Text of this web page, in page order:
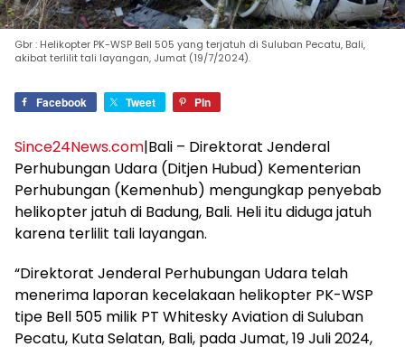
Gbr : Helikopter PK-WSP Bell 505 yang terjatuh di Suluban Pecatu, Bali,
akibat terlilit tali layangan, Jumat (19/7/2024).
Facebook Tweet Pin
Since24News.com|Bali – Direktorat Jenderal
Perhubungan Udara (Ditjen Hubud) Kementerian
Perhubungan (Kemenhub) mengungkap penyebab
helikopter jatuh di Badung, Bali. Heli itu diduga jatuh
karena terlilit tali layangan.
“Direktorat Jenderal Perhubungan Udara telah
menerima laporan kecelakaan helikopter PK-WSP
tipe Bell 505 milik PT Whitesky Aviation di Suluban
Pecatu, Kuta Selatan, Bali, pada Jumat, 19 Juli 2024,